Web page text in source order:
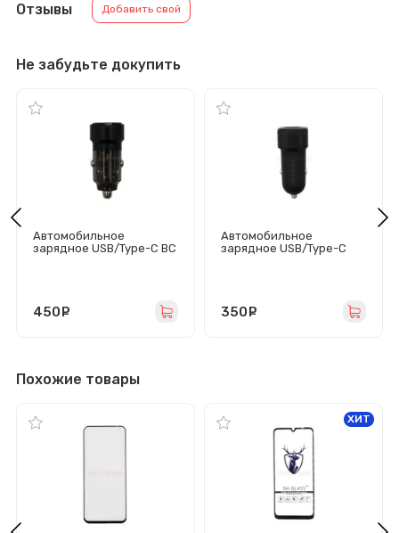
Отзывы Добавить свой
Не забудьте докупить
Автомобильное
зарядное USB/Type-C BC
450
Автомобильное
зарядное USB/Type-C
350
Похожие товары
ХИТ